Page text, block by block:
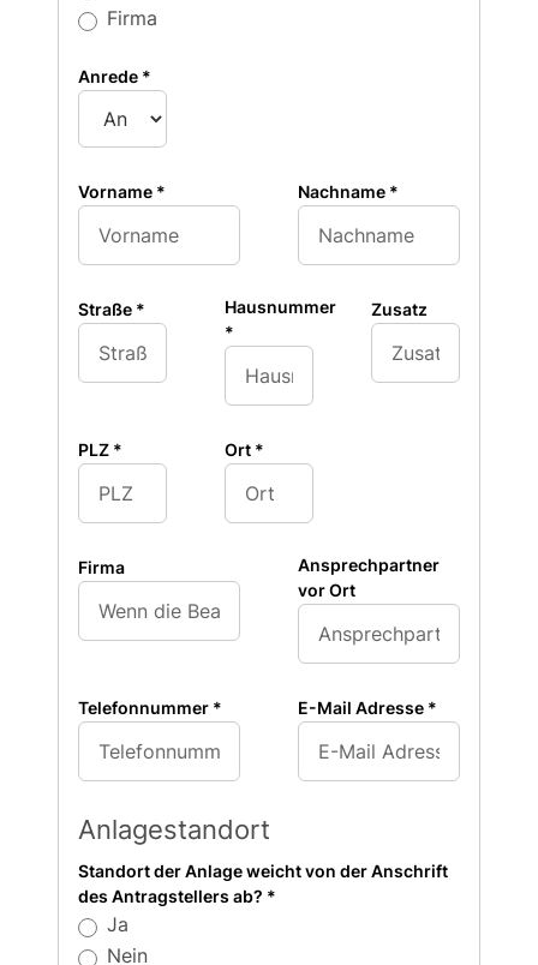
Firma
Anrede *
Vorname * Nachname *
Straße *
Hausnummer
*
Zusatz
PLZ * Ort *
Firma
Ansprechpartner
vor Ort
Telefonnummer * E-Mail Adresse *
Anlagestandort
Standort der Anlage weicht von der Anschrift
des Antragstellers ab? *
Ja
Nein